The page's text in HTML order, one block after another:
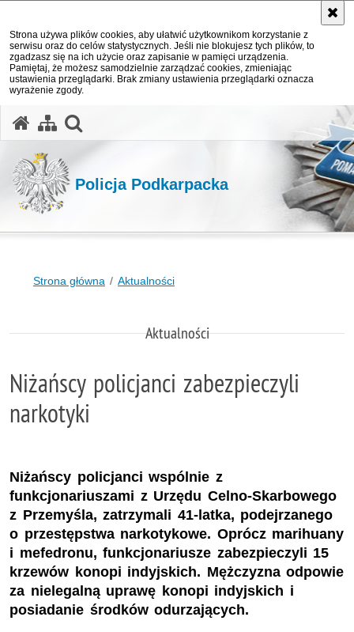
Strona używa plików cookies, aby ułatwić użytkownikom korzystanie z
serwisu oraz do celów statystycznych. Jeśli nie blokujesz tych plików, to
zgadzasz się na ich użycie oraz zapisanie w pamięci urządzenia.
Pamiętaj, że możesz samodzielnie zarządzać cookies, zmieniając
ustawienia przeglądarki. Brak zmiany ustawienia przeglądarki oznacza
wyrażenie zgody.
Policja Podkarpacka
Strona główna Aktualności
Aktualności
Niżańscy policjanci zabezpieczyli
narkotyki
Niżańscy policjanci wspólnie z
funkcjonariuszami z Urzędu Celno-Skarbowego
z Przemyśla, zatrzymali 41-latka, podejrzanego
o przestępstwa narkotykowe. Oprócz marihuany
i mefedronu, funkcjonariusze zabezpieczyli 15
krzewów konopi indyjskich. Mężczyzna odpowie
za nielegalną uprawę konopi indyjskich i
posiadanie środków odurzających.